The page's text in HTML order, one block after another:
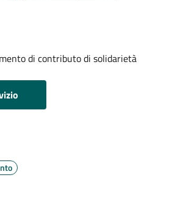
di contributo di solidarietà